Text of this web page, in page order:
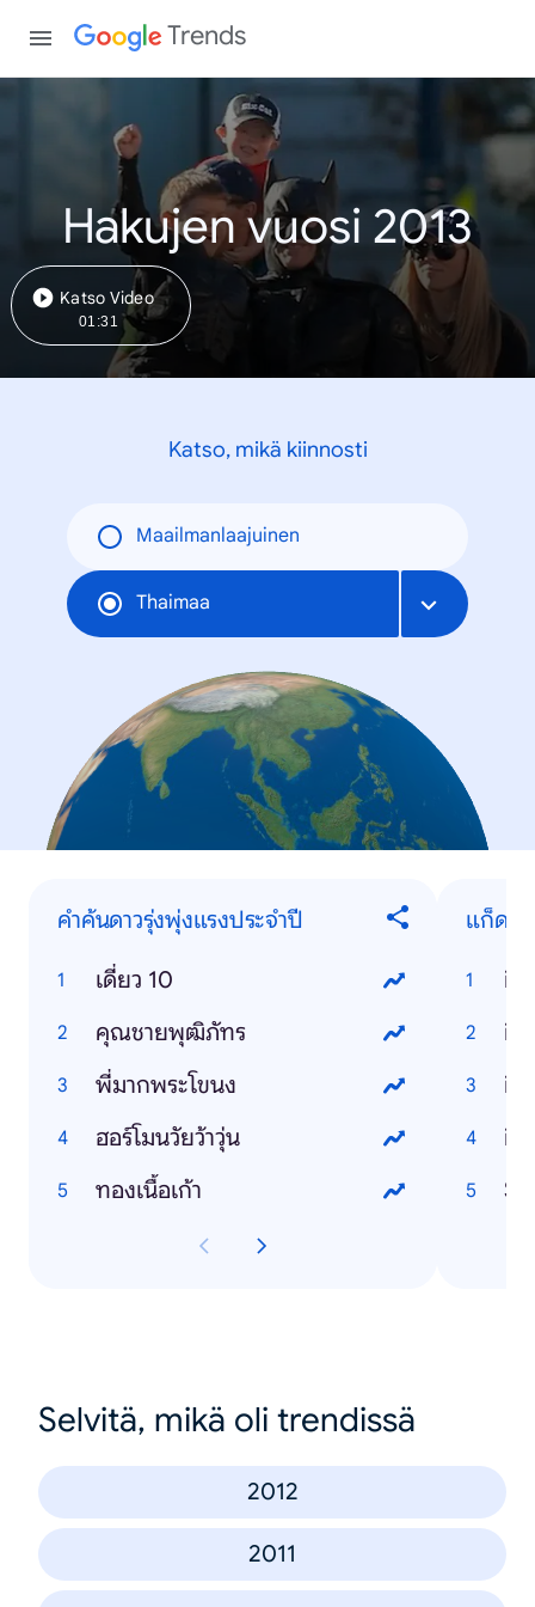
Trends
Hakujen vuosi 2013
Katso Video
01:31
Katso, mikä kiinnosti
Maailmanlaajuinen
Thaimaa
คำค้นดาวรุ่งพุ่งแรงประจำปี
เดี่ยว 10
คุณชายพุฒิภัทร
พี่มากพระโขนง
ฮอร์โมนวัยว้าวุ่น
ทองเนื้อเก้า
แก็ดเจ็
Selvitä, mikä oli trendissä
2012
2011